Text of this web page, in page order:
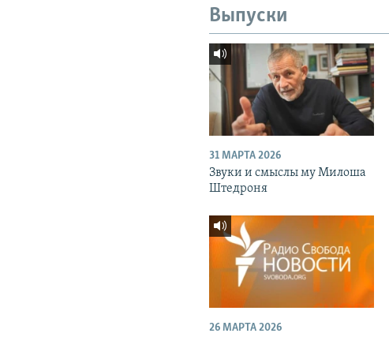
Выпуски
31 МАРТА 2026
Звуки и смыслы му Милоша
Штедроня
26 МАРТА 2026